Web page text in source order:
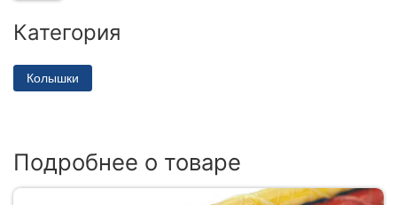
Категория
Колышки
Подробнее о товаре